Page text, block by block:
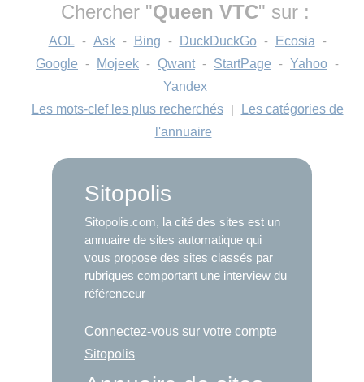
Chercher "Queen VTC" sur :
AOL - Ask - Bing - DuckDuckGo - Ecosia -
Google - Mojeek - Qwant - StartPage - Yahoo -
Yandex
Les mots-clef les plus recherchés
|
Les catégories de
l'annuaire
Sitopolis
Sitopolis.com, la cité des sites est un
annuaire de sites automatique qui
vous propose des sites classés par
rubriques comportant une interview du
référenceur
Connectez-vous sur votre compte
Sitopolis